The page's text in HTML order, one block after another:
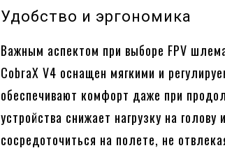
Удобство и эргономика
Важным аспектом при выборе FPV
CobraX V4 оснащен мягкими и
обеспечивают комфорт даже при
устройства снижает нагрузку на
сосредоточиться на полете, не